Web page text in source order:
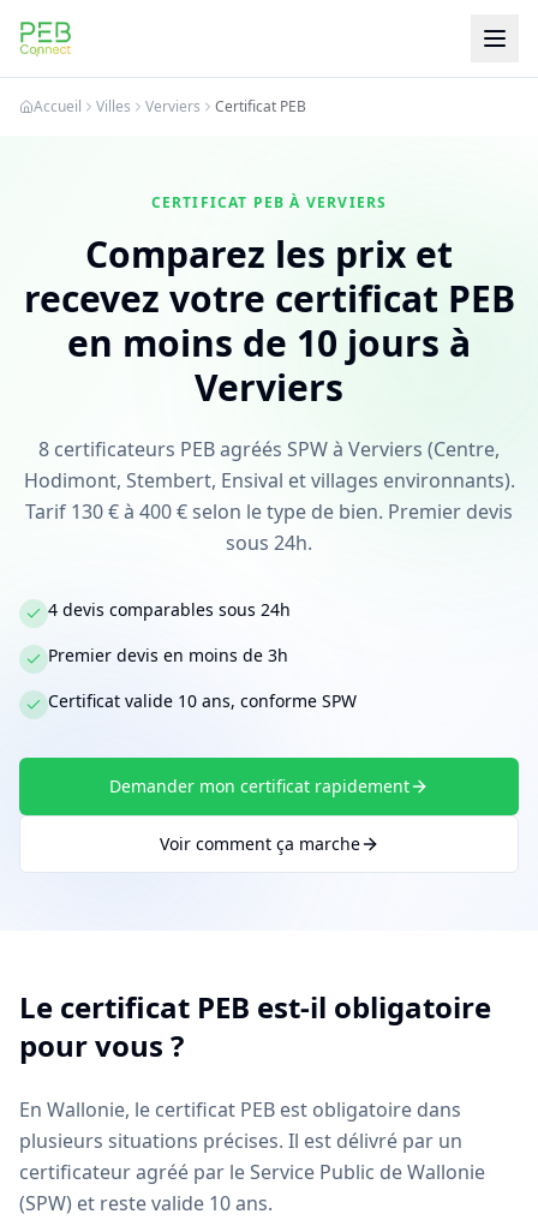
PEB Connect
Accueil Villes Verviers Certificat PEB
CERTIFICAT PEB À VERVIERS
Comparez les prix et
recevez votre certificat PEB
en moins de 10 jours à
Verviers
8 certificateurs PEB agréés SPW à Verviers (Centre,
Hodimont, Stembert, Ensival et villages environnants).
Tarif 130 € à 400 € selon le type de bien. Premier devis
sous 24h.
4 devis comparables sous 24h
Premier devis en moins de 3h
Certificat valide 10 ans, conforme SPW
Demander mon certificat rapidement
Voir comment ça marche
Le certificat PEB est-il obligatoire
pour vous ?
En Wallonie, le certificat PEB est obligatoire dans
plusieurs situations précises. Il est délivré par un
certificateur agréé par le Service Public de Wallonie
(SPW) et reste valide 10 ans.